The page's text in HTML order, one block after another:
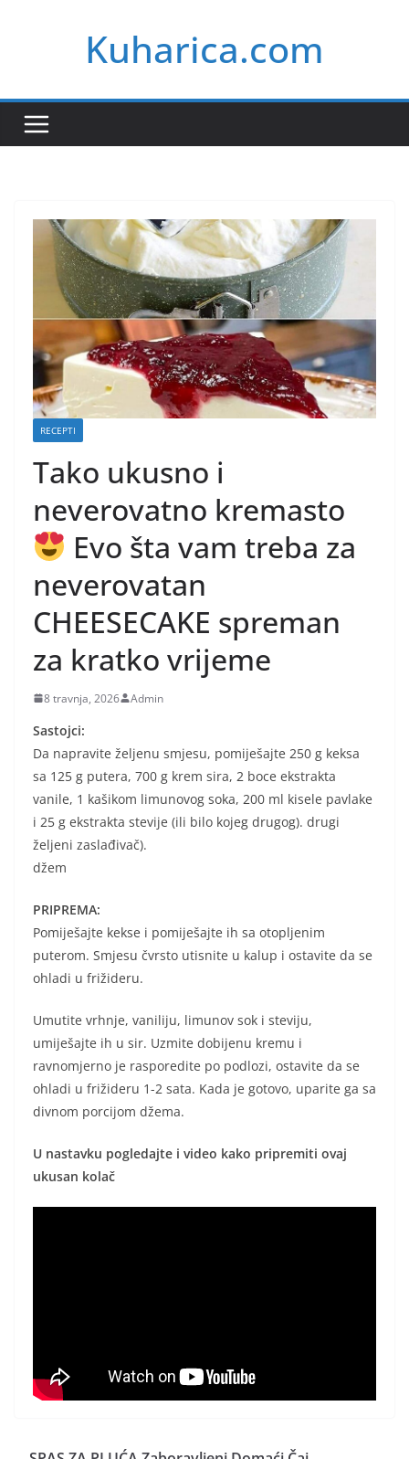
Kuharica.com
RECEPTI
Tako ukusno i
neverovatno kremasto
Evo šta vam treba za
neverovatan
CHEESECAKE spreman
za kratko vrijeme
8 travnja, 2026 Admin
Sastojci:
Da napravite željenu smjesu, pomiješajte 250 g keksa
sa 125 g putera, 700 g krem ​​sira, 2 boce ekstrakta
vanile, 1 kašikom limunovog soka, 200 ml kisele pavlake
i 25 g ekstrakta stevije (ili bilo kojeg drugog). drugi
željeni zaslađivač).
džem
PRIPREMA:
Pomiješajte kekse i pomiješajte ih sa otopljenim
puterom. Smjesu čvrsto utisnite u kalup i ostavite da se
ohladi u frižideru.
Umutite vrhnje, vaniliju, limunov sok i steviju,
umiješajte ih u sir. Uzmite dobijenu kremu i
ravnomjerno je rasporedite po podlozi, ostavite da se
ohladi u frižideru 1-2 sata. Kada je gotovo, uparite ga sa
divnom porcijom džema.
U nastavku pogledajte i video kako pripremiti ovaj
ukusan kolač